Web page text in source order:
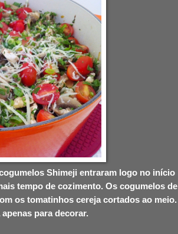
Shimeji entraram logo no início
tempo de cozimento. Os cogumelos de
os tomatinhos cereja cortados ao meio.
para decorar.